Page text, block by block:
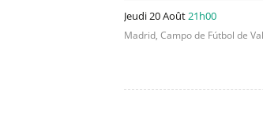
Jeudi 20 Août21h00
Madrid, Campo de Fútbol de